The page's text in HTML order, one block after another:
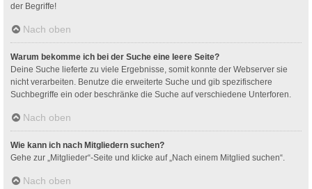
der Begriffe!
Nach oben
Warum bekomme ich bei der Suche eine leere Seite?
Deine Suche lieferte zu viele Ergebnisse, somit konnte der Webserver sie
nicht verarbeiten. Benutze die erweiterte Suche und gib spezifischere
Suchbegriffe ein oder beschränke die Suche auf verschiedene Unterforen.
Nach oben
Wie kann ich nach Mitgliedern suchen?
Gehe zur „Mitglieder“-Seite und klicke auf „Nach einem Mitglied suchen“.
Nach oben